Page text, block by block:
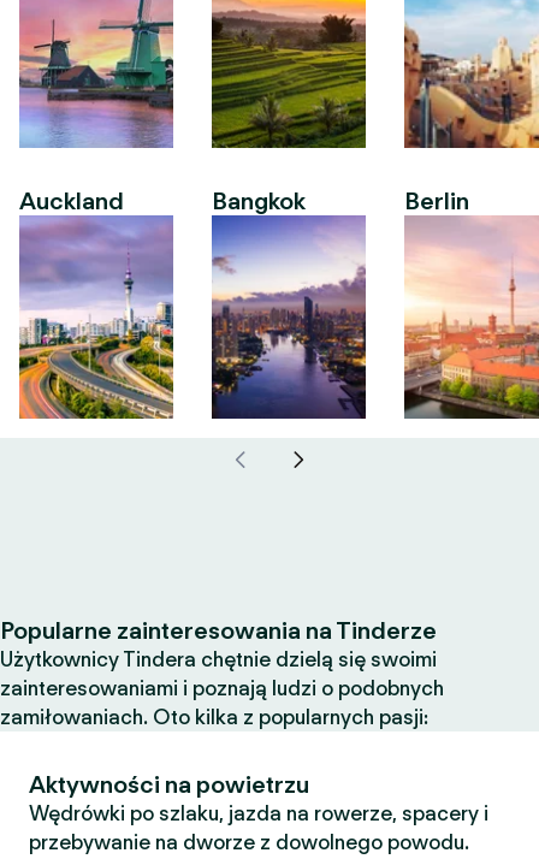
Auckland Bangkok Berlin
Popularne zainteresowania na Tinderze
Użytkownicy Tindera chętnie dzielą się swoimi
zainteresowaniami i poznają ludzi o podobnych
zamiłowaniach. Oto kilka z popularnych pasji:
Aktywności na powietrzu
Wędrówki po szlaku, jazda na rowerze, spacery i
przebywanie na dworze z dowolnego powodu.